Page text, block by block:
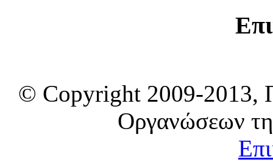
© Copyright 2009-2013,
Οργανώσεων